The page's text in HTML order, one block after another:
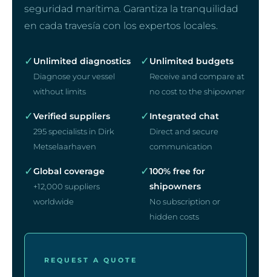
seguridad marítima. Garantiza la tranquilidad
en cada travesía con los expertos locales.
✓ Unlimited diagnostics
Diagnose your vessel
without limits
✓ Unlimited budgets
Receive and compare at
no cost to the shipowner
✓Verified suppliers
295 specialists in Dirk
Metselaarhaven
✓ Integrated chat
Direct and secure
communication
✓Global coverage
+12,000 suppliers
worldwide
✓100% free for
shipowners
No subscription or
hidden costs
REQUEST A QUOTE